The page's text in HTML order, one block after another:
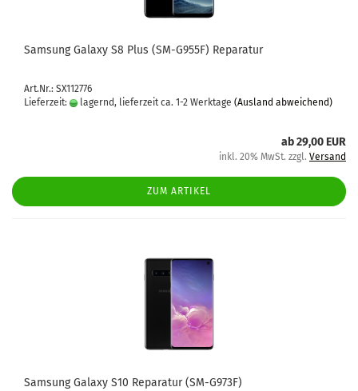
Sam­sung Ga­la­xy S8 Plus (SM-​G955F) Re­pa­ra­tur
Art.Nr.: SX112776
Lieferzeit:
lagernd, lieferzeit ca. 1-2 Werktage (Ausland abweichend)
ab 29,00 EUR
inkl. 20% MwSt. zzgl. Versand
ZUM ARTIKEL
Sam­sung Ga­la­xy S10 Re­pa­ra­tur (SM-​G973F)